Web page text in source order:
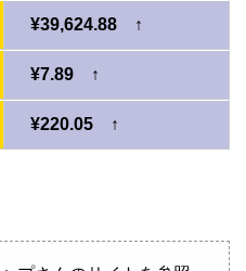
¥39,624.88 ↑
¥7.89 ↑
¥220.05 ↑